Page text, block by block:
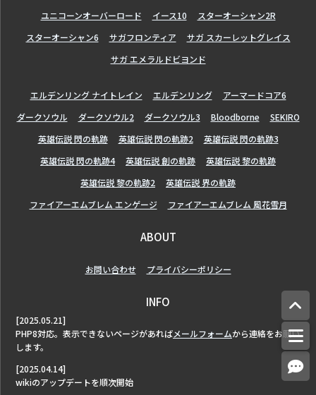
ユニコーンオーバーロード
イース10
スターオーシャン2R
スターオーシャン6
サガフロンティア
サガ スカーレットグレイス
サガ エメラルドビヨンド
エルデンリング ナイトレイン エルデンリング
アーマードコア6
ダークソウル
ダークソウル2 ダークソウル3 Bloodborne
SEKIRO
英雄伝説 閃の軌跡
英雄伝説 閃の軌跡2
英雄伝説 閃の軌跡3
英雄伝説 閃の軌跡4
英雄伝説 創の軌跡
英雄伝説 黎の軌跡
英雄伝説 黎の軌跡2
英雄伝説 界の軌跡
ファイアーエムブレム エンゲージ
ファイアーエムブレム 風花雪月
ABOUT
お問い合わせ プライバシーポリシー
INFO
[2025.05.21]
PHP8対応。表示できないページがあればメールフォームから連絡をお願い
します。
[2025.04.14]
wikiのアップデートを順次開始